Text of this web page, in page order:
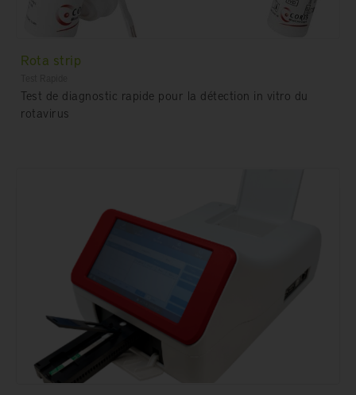
Rota strip
Test de diagnostic rapide pour la détection in vitro du
rotavirus